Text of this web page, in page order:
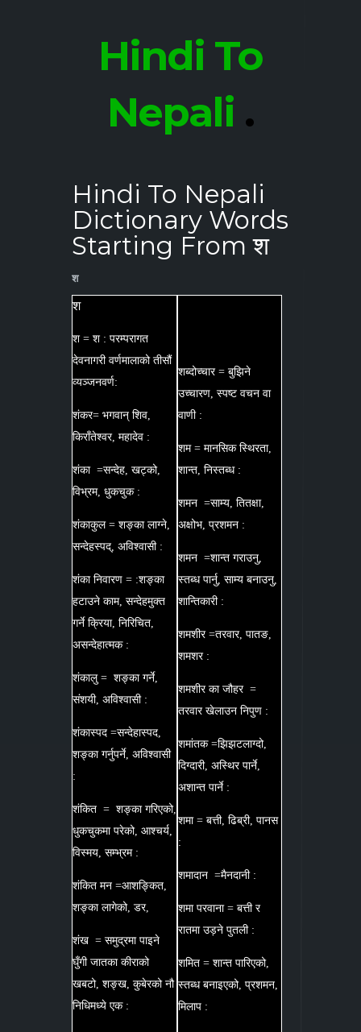
Hindi To
Nepali .
Hindi To Nepali
Dictionary Words
Starting From श
श
श
श = श : परम्परागत
देवनागरी वर्णमालाको तीसौं
व्यञ्जनवर्ण:
शंकर= भगवान् शिव,
किराँतेश्वर, महादेव :
शंका =सन्देह, खट्को,
विभ्रम, धुकचुक :
शंकाकुल = शङ्का लाग्ने,
सन्देहस्पद्, अविश्वासी :
शंका निवारण = :शङ्का
हटाउने काम, सन्देहमुक्त
गर्ने क्रिया, निरिचित,
असन्देहात्मक :
शंकालु = शङ्का गर्ने,
संशयी, अविश्वासी :
शंकास्पद =सन्देहास्पद,
शङ्का गर्नुपर्ने, अविश्वासी
:
शंकित = शङ्का गरिएको,
धुकचुकमा परेको, आश्चर्य,
विस्मय, सम्भ्रम :
शंकित मन =आशङ्कित,
शङ्का लागेको, डर,
शंख = समुद्रमा पाइने
घुँगी जातका कीराको
खबटो, शङ्ख, कुबेरको नौ
निधिमध्ये एक :
शब्दोच्चार = बुझिने
उच्चारण, स्पष्ट वचन वा
वाणी :
शम = मानसिक स्थिरता,
शान्त, निस्तब्ध :
शमन =साम्य, तितक्षा,
अक्षोभ, प्रशमन :
शमन =शान्त गराउनु,
स्तब्ध पार्नु, साम्य बनाउनु,
शान्तिकारी :
शमशीर =तरवार, पातङ,
शमशर :
शमशीर का जौहर =
तरवार खेलाउन निपुण :
शमांतक =झिझटलाग्दो,
दिग्दारी, अस्थिर पार्ने,
अशान्त पार्ने :
शमा = बत्ती, ढिब्री, पानस
:
शमादान =मैनदानी :
शमा परवाना = बत्ती र
रातमा उड़ने पुतली :
शमित = शान्त पारिएको,
स्तब्ध बनाइएको, प्रशमन,
मिलाप :